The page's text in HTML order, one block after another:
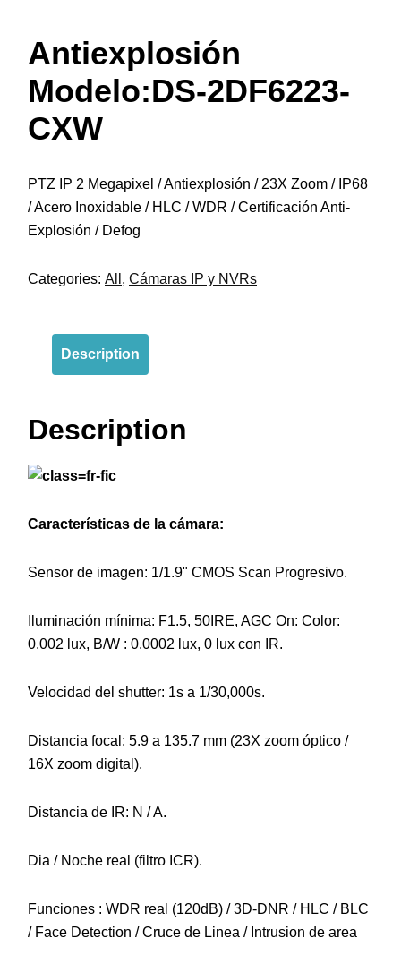
Antiexplosión
Modelo:DS-2DF6223-
CXW
PTZ IP 2 Megapixel / Antiexplosión / 23X Zoom / IP68
/ Acero Inoxidable / HLC / WDR / Certificación Anti-
Explosión / Defog
Categories: All , Cámaras IP y NVRs
Description
Description
Características de la cámara:
Sensor de imagen: 1/1.9" CMOS Scan Progresivo.
Iluminación mínima: F1.5, 50IRE, AGC On: Color:
0.002 lux, B/W : 0.0002 lux, 0 lux con IR.
Velocidad del shutter: 1s a 1/30,000s.
Distancia focal: 5.9 a 135.7 mm (23X zoom óptico /
16X zoom digital).
Distancia de IR: N / A.
Dia / Noche real (filtro ICR).
Funciones : WDR real (120dB) / 3D-DNR / HLC / BLC
/ Face Detection / Cruce de Linea / Intrusion de area